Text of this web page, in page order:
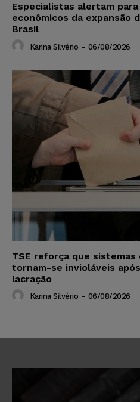
Especialistas alertam
econômicos da expansão
Brasil
Karina Silvério - 06/08/2026
TSE reforça que
tornam-se invioláveis
lacração
Karina Silvério - 06/08/2026